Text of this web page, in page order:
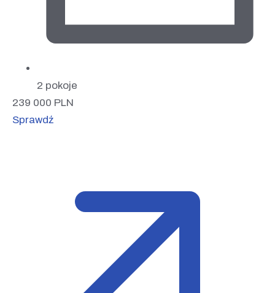
2 pokoje
239 000 PLN
Sprawdź